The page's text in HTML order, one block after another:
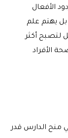
الأفعال
بل يهتم علم
لتصبح أكثر
الأفراد
منح الدارس قدر